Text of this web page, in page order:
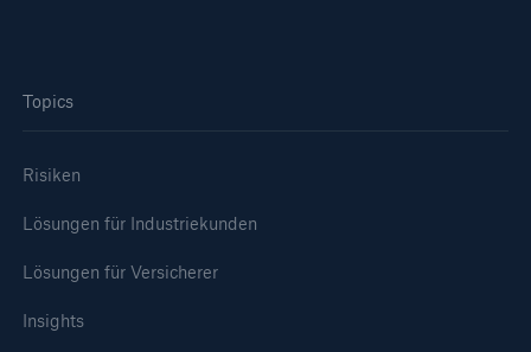
Topics
Risiken
Lösungen für Industriekunden
Lösungen für Versicherer
Insights